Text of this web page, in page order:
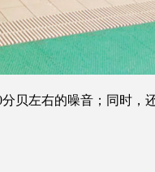
贝左右的噪音；同时